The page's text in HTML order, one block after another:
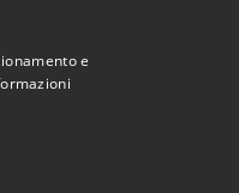
e